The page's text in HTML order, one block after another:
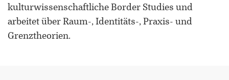
kulturwissenschaftliche Border Studies und
arbeitet über Raum-, Identitäts-, Praxis- und
Grenztheorien.